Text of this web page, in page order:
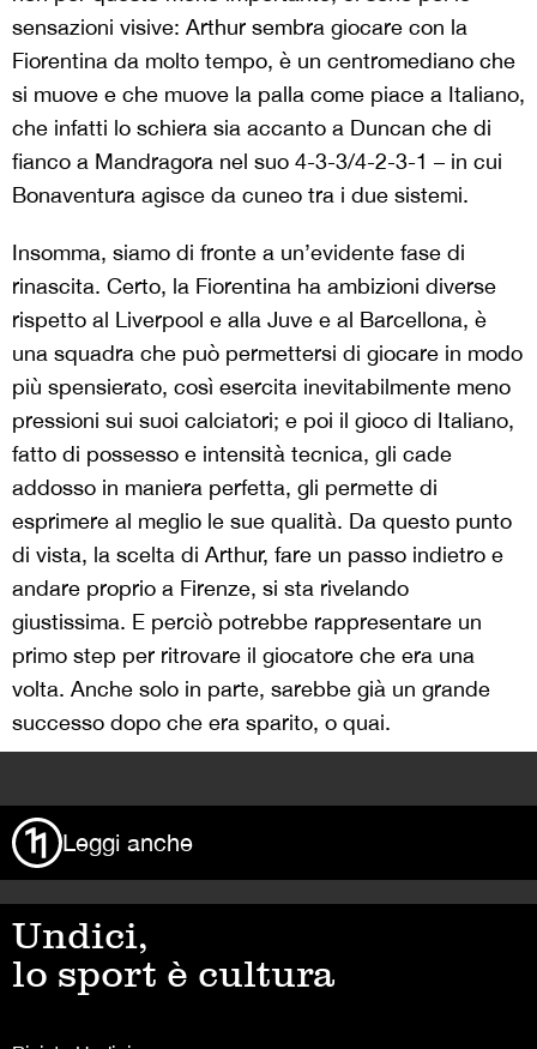
rispetto al Liverpool e alla Juve e al Barcellona, è
una squadra che può permettersi di giocare in modo
più spensierato, così esercita inevitabilmente meno
pressioni sui suoi calciatori; e poi il gioco di Italiano,
fatto di possesso e intensità tecnica, gli cade
addosso in maniera perfetta, gli permette di
di vista, la scelta di Arthur, fare un passo indietro e
andare proprio a Firenze, si sta rivelando
giustissima. E perciò potrebbe rappresentare un
primo step per ritrovare il giocatore che era una
volta. Anche solo in parte, sarebbe già un grande
successo dopo che era sparito, o quai.
Leggi anche
Undici,
lo sport è cultura
Rivista Undici
T +39 02 36504651
Mediakit
Pubblicità
Termini e condizioni
Privacy Policy